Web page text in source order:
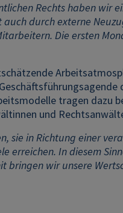
Rechts haben wir
durch externe
Die ersten
tragen dazu
und
sie in Richtung einer
erreichen. In diesem
bringen wir unsere